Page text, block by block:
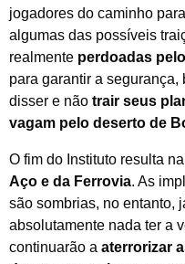
jogadores do caminho
algumas das possíveis
realmente perdoadas
para garantir a segurança,
disser e não trair seus
vagam pelo deserto de
O fim do Instituto resulta na
Aço e da Ferrovia. As
são sombrias, no entanto,
absolutamente nada ter a
continuarão a aterrorizar